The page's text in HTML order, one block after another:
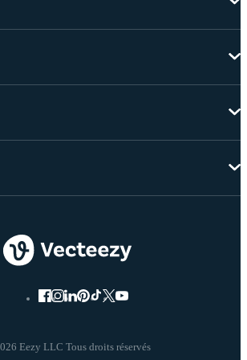
Eezy LLC Tous droits réservés